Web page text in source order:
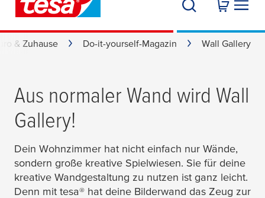
& Zuhause Do-it-yourself-Magazin Wall Gallery
Aus normaler Wand wird Wall
Gallery!
Dein Wohnzimmer hat nicht einfach nur Wände,
sondern große kreative Spielwiesen. Sie für deine
kreative Wandgestaltung zu nutzen ist ganz leicht.
Denn mit tesa® hat deine Bilderwand das Zeug zur